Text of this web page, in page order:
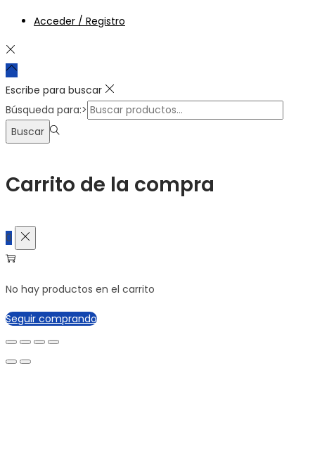
Acceder / Registro
Escribe para buscar
Búsqueda para:>
Buscar
Carrito de la compra
0
No hay productos en el carrito
Seguir comprando